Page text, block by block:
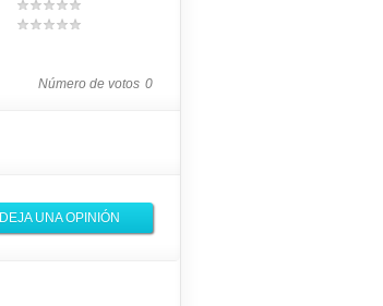
Número de votos 0
DEJA UNA OPINIÓN